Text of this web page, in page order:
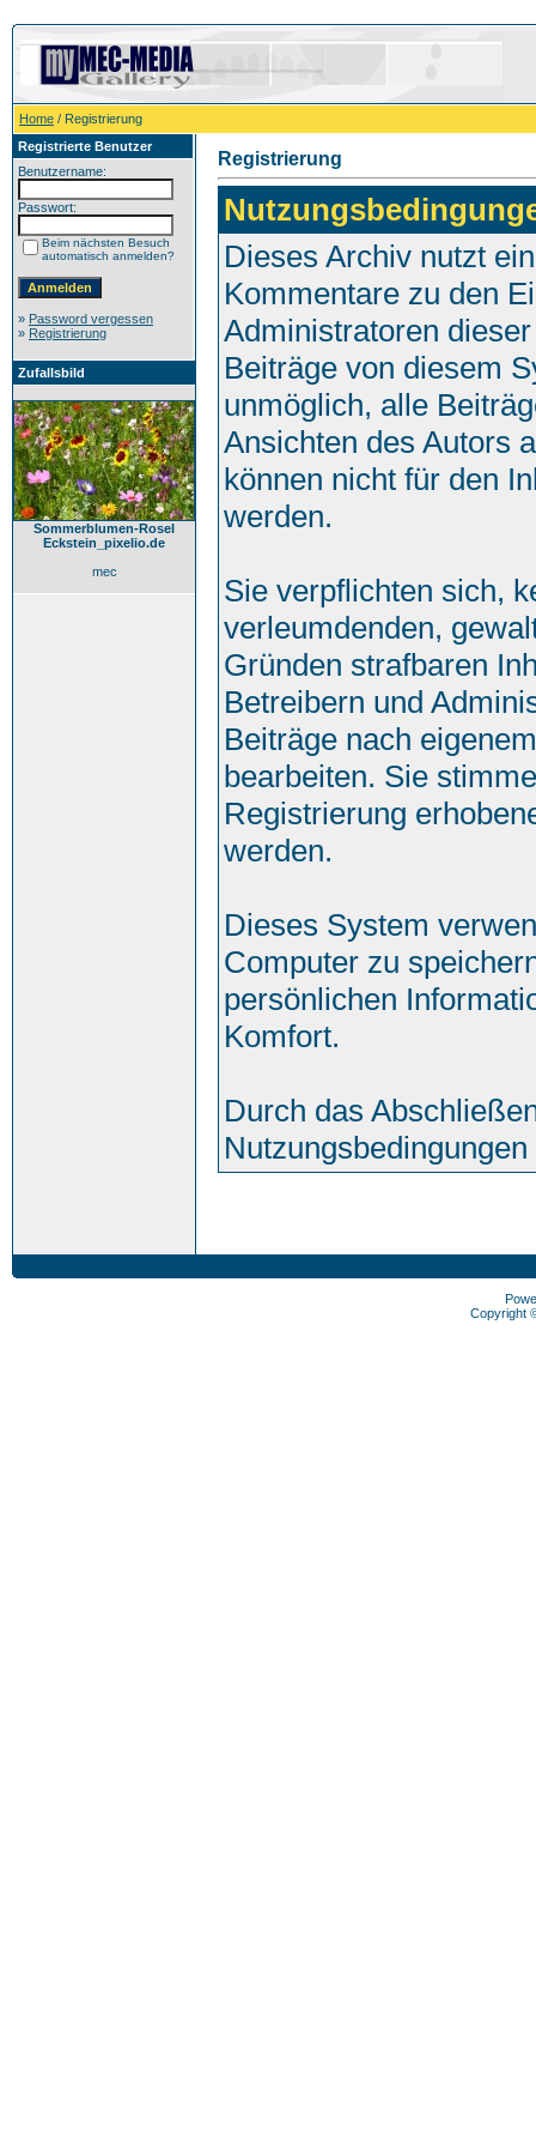
Home / Registrierung
Registrierte Benutzer
Benutzername:
Passwort:
Beim nächsten Besuch
automatisch anmelden?
» Password vergessen
» Registrierung
Zufallsbild
Sommerblumen-Rosel
Eckstein_pixelio.de
mec
Registrierung
Dieses Archiv nutzt
Kommentare zu den
Administratoren
Beiträge von diesem
unmöglich, alle
Ansichten des Autors
können nicht für den
werden.
Sie verpflichten sich,
verleumdenden,
Gründen strafbaren
Betreibern und
Beiträge nach
bearbeiten. Sie
Registrierung
werden.
Dieses System
Computer zu
persönlichen
Komfort.
Durch das
Nutzungsbedingungen
Copyright